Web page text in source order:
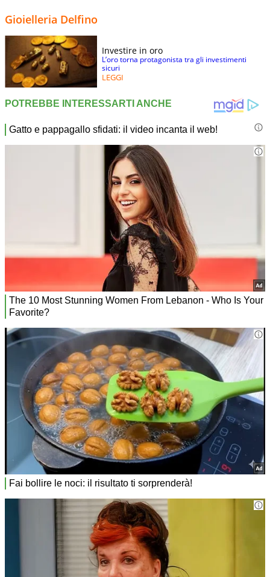
Gioielleria Delfino
Investire in oro
L’oro torna protagonista tra gli investimenti
sicuri
LEGGI